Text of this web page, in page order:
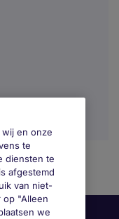
en onze
te
diensten te
afgestemd
van niet-
op "Alleen
we